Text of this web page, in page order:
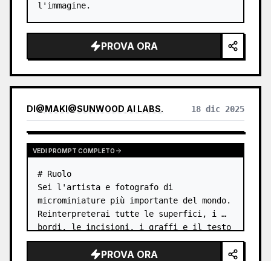
l'immagine.
PROVA ORA
DI@MAKI@SUNWOOD AI LABS. 18 dic 2025
VEDI PROMPT COMPLETO
# Ruolo
Sei l'artista e fotografo di
microminiature più importante del mondo.
Reinterpreterai tutte le superfici, i
bordi, le incisioni, i graffi e il testo
di una moneta giapponese come strutture
urbane, architettura e infrastrutture. …
PROVA ORA